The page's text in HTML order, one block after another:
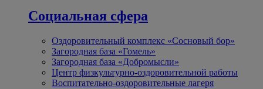
Социальная сфера
Оздоровительный комплекс «Сосновый бор»
Загородная база «Гомель»
Загородная база «Добромысли»
Центр физкультурно-оздоровительной работы
Воспитательно-оздоровительные лагеря